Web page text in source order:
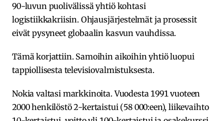
90-luvun puolivälissä yhtiö kohtasi
logistiikkakriisin. Ohjausjärjestelmät ja prosessit
eivät pysyneet globaalin kasvun vauhdissa.
Tämä korjattiin. Samoihin aikoihin yhtiö luopui
tappiollisesta televisiovalmistuksesta.
Nokia valtasi markkinoita. Vuodesta 1991 vuoteen
2000 henkilöstö 2-kertaistui (58 000:een), liikevaihto